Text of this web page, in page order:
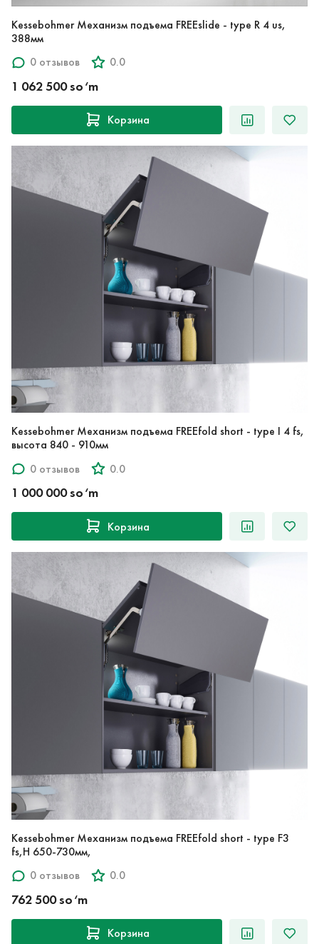
Kessebohmer Механизм подъема FREEslide - type R 4 us,
388мм
0 отзывов
0.0
1 062 500 so‘m
Корзина
Kessebohmer Механизм подъема FREEfold short - type I 4 fs,
высота 840 - 910мм
0 отзывов
0.0
1 000 000 so‘m
Корзина
Kessebohmer Механизм подъема FREEfold short - type F3
fs,H 650-730мм,
0 отзывов
0.0
762 500 so‘m
Корзина